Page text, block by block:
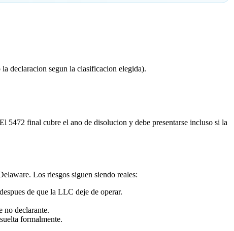
declaracion segun la clasificacion elegida).
final cubre el ano de disolucion y debe presentarse incluso si la
Los riesgos siguen siendo reales:
de que la LLC deje de operar.
no declarante.
formalmente.